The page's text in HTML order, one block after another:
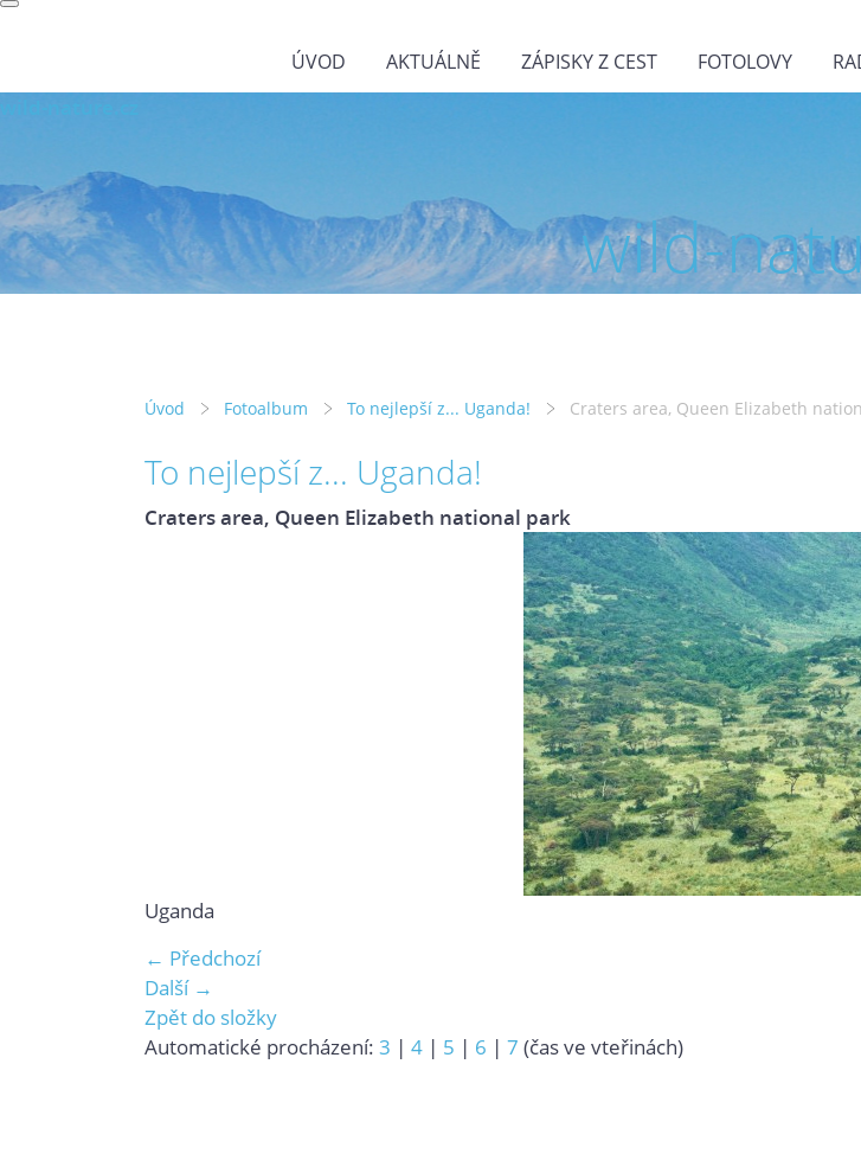
ÚVOD AKTUÁLNĚ ZÁPISKY Z CEST FOTOLOVY
wild-
Úvod Fotoalbum To nejlepší z... Uganda! Craters area, Queen Elizabeth
To nejlepší z... Uganda!
Craters area, Queen Elizabeth national park
Uganda
← Předchozí
Další →
Zpět do složky
Automatické procházení: 3 | 4 | 5 | 6 | 7 (čas ve vteřinách)